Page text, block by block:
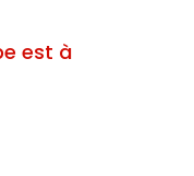
est à